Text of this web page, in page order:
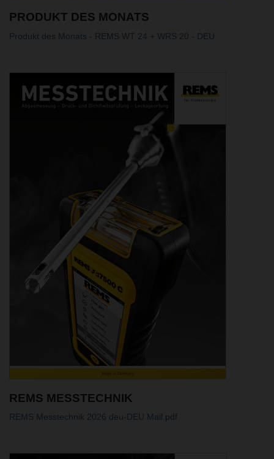
PRODUKT DES MONATS
Produkt des Monats - REMS WT 24 + WRS 20 - DEU
REMS MESSTECHNIK
REMS Messtechnik 2026 deu-DEU Mail.pdf